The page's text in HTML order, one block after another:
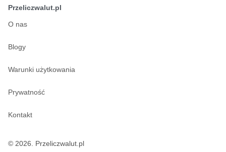
Przeliczwalut.pl
O nas
Blogy
Warunki użytkowania
Prywatność
Kontakt
© 2026. Przeliczwalut.pl